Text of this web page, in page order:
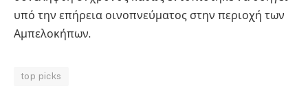
υπό την επήρεια οινοπνεύματος στην περιοχή των
Αμπελοκήπων.
top picks